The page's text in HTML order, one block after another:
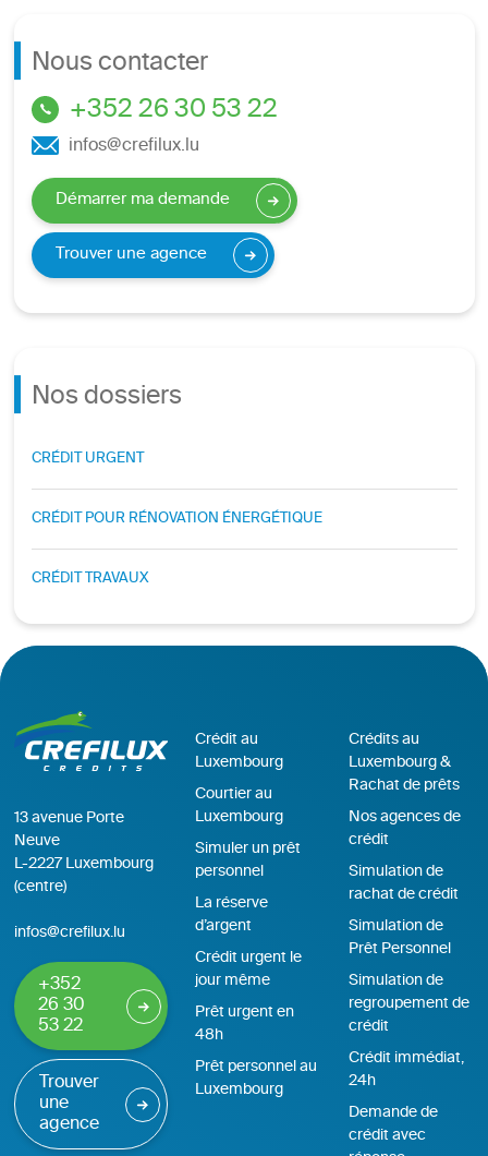
Nous contacter
+352 26 30 53 22
infos@crefilux.lu
Démarrer ma demande
Trouver une agence
Nos dossiers
CRÉDIT URGENT
CRÉDIT POUR RÉNOVATION ÉNERGÉTIQUE
CRÉDIT TRAVAUX
13 avenue Porte
Neuve
L-2227 Luxembourg
(centre)
infos@crefilux.lu
+352
26 30
53 22
Trouver
une
agence
Crédit au
Luxembourg
Courtier au
Luxembourg
Simuler un prêt
personnel
La réserve
d’argent
Crédit urgent le
jour même
Prêt urgent en
48h
Prêt personnel au
Luxembourg
Crédits au
Luxembourg &
Rachat de prêts
Nos agences de
crédit
Simulation de
rachat de crédit
Simulation de
Prêt Personnel
Simulation de
regroupement de
crédit
Crédit immédiat,
24h
Demande de
crédit avec